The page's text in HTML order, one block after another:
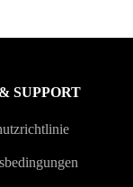
SUPPORT